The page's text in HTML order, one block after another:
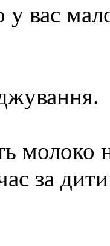
у вас
молоко
за